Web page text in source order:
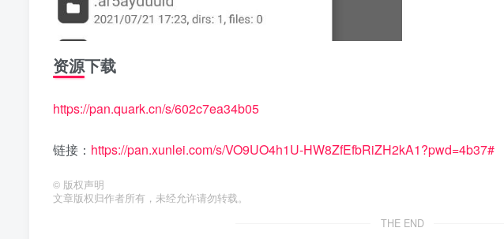
资源下载
https://pan.quark.cn/s/602c7ea34b05
链接： https://pan.xunlei.com/s/VO9UO4h1U-HW8ZfEfbRiZH2kA1?pwd=4b37#
© 版权声明
文章版权归作者所有，未经允许请勿转载。
THE END